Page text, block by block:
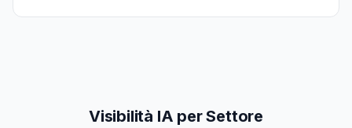
Visibilità IA per Settore